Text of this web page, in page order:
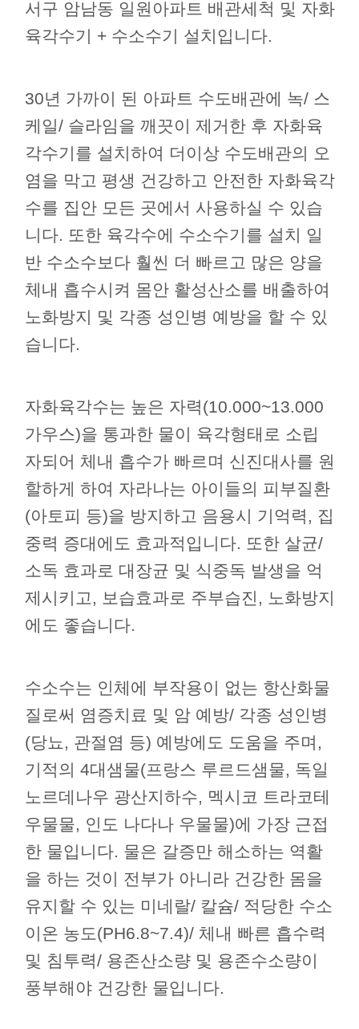
서구 암남동 일원아파트 배관세척 및 자화
육각수기 + 수소수기 설치입니다.
30년 가까이 된 아파트 수도배관에 녹/ 스
케일/ 슬라임을 깨끗이 제거한 후 자화육
각수기를 설치하여 더이상 수도배관의 오
염을 막고 평생 건강하고 안전한 자화육각
수를 집안 모든 곳에서 사용하실 수 있습
니다. 또한 육각수에 수소수기를 설치 일
반 수소수보다 훨씬 더 빠르고 많은 양을
체내 흡수시켜 몸안 활성산소를 배출하여
노화방지 및 각종 성인병 예방을 할 수 있
습니다.
자화육각수는 높은 자력(10.000~13.000
가우스)을 통과한 물이 육각형태로 소립
자되어 체내 흡수가 빠르며 신진대사를 원
할하게 하여 자라나는 아이들의 피부질환
(아토피 등)을 방지하고 음용시 기억력, 집
중력 증대에도 효과적입니다. 또한 살균/
소독 효과로 대장균 및 식중독 발생을 억
제시키고, 보습효과로 주부습진, 노화방지
에도 좋습니다.
수소수는 인체에 부작용이 없는 항산화물
질로써 염증치료 및 암 예방/ 각종 성인병
(당뇨, 관절염 등) 예방에도 도움을 주며,
기적의 4대샘물(프랑스 루르드샘물, 독일
노르데나우 광산지하수, 멕시코 트라코테
우물물, 인도 나다나 우물물)에 가장 근접
한 물입니다. 물은 갈증만 해소하는 역활
을 하는 것이 전부가 아니라 건강한 몸을
유지할 수 있는 미네랄/ 칼슘/ 적당한 수소
이온 농도(PH6.8~7.4)/ 체내 빠른 흡수력
및 침투력/ 용존산소량 및 용존수소량이
풍부해야 건강한 물입니다.